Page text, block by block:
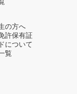
の方へ
許保有証
について
覧